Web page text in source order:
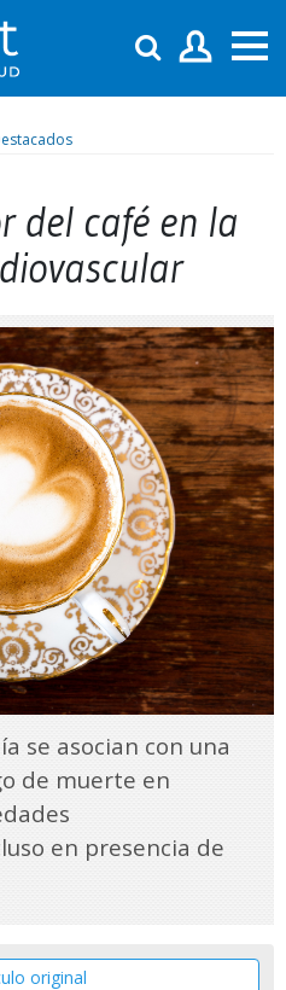
del café en la
se asocian con una
de muerte en
en presencia de
original